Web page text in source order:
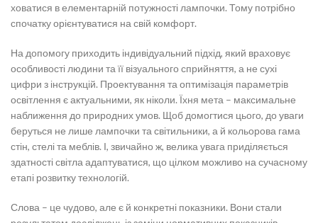
ховатися в елементарній потужності лампочки. Тому потрібно
спочатку орієнтуватися на свій комфорт.
На допомогу приходить індивідуальний підхід, який враховує
особливості людини та її візуального сприйняття, а не сухі
цифри з інструкцій. Проектування та оптимізація параметрів
освітлення є актуальними, як ніколи. Їхня мета – максимальне
наближення до природних умов. Щоб домогтися цього, до уваги
беруться не лише лампочки та світильники, а й кольорова гама
стін, стелі та меблів. І, звичайно ж, велика увага приділяється
здатності світла адаптуватися, що цілком можливо на сучасному
етапі розвитку технологій.
Слова – це чудово, але є й конкретні показники. Вони стали